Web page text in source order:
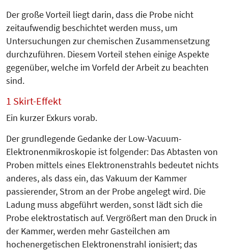
Der große Vorteil liegt darin, dass die Probe nicht
zeitaufwendig beschichtet werden muss, um
Untersuchungen zur chemischen Zusammensetzung
durchzuführen. Diesem Vorteil stehen einige Aspekte
gegenüber, welche im Vorfeld der Arbeit zu beachten
sind.
1 Skirt-Effekt
Ein kurzer Exkurs vorab.
Der grundlegende Gedanke der Low-Vacuum-
Elektronenmikroskopie ist folgender: Das Abtasten von
Proben mittels eines Elektronenstrahls bedeutet nichts
anderes, als dass ein, das Vakuum der Kammer
passierender, Strom an der Probe angelegt wird. Die
Ladung muss abgeführt werden, sonst lädt sich die
Probe elektrostatisch auf. Vergrößert man den Druck in
der Kammer, werden mehr Gasteilchen am
hochenergetischen Elektronenstrahl ionisiert; das